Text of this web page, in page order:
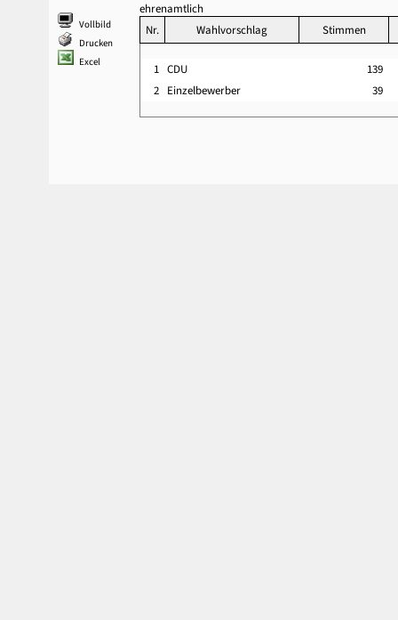
Vollbild
Drucken
Excel
ehrenamtlich
Nr.
Wahlvorschlag Stimmen
1 CDU
139
2 Einzelbewerber 39